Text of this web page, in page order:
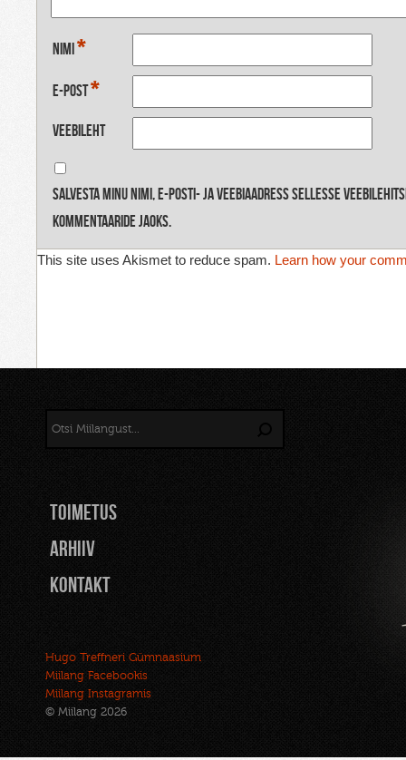
Nimi*
E-post*
Veebileht
Salvesta minu nimi, e-posti- ja veebiaadress sellesse
kommentaaride jaoks.
This site uses Akismet to reduce spam. Learn how your
TOIMETUS
Arhiiv
Kontakt
Hugo Treffneri Gümnaasium
Miilang Facebookis
Miilang Instagramis
© Miilang 2026